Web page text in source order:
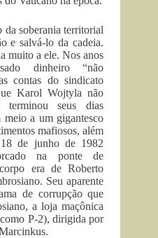
da soberania territorial
e salvá-lo da cadeia.
muito a ele. Nos anos
dinheiro “não
contas do sindicato
Karol Wojtyla não
terminou seus dias
a um gigantesco
mafiosos, além
de junho de 1982
na ponte de
era de Roberto
Seu aparente
de corrupção que
a loja maçônica
P-2), dirigida por